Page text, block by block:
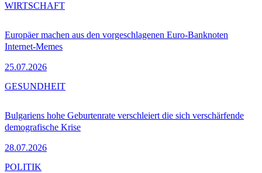
Europäer machen aus den vorgeschlagenen Euro-Banknoten
Internet-Memes
25.07.2026
WIRTSCHAFT
Bulgariens hohe Geburtenrate verschleiert die sich verschärfende
demografische Krise
28.07.2026
GESUNDHEIT
POLITIK